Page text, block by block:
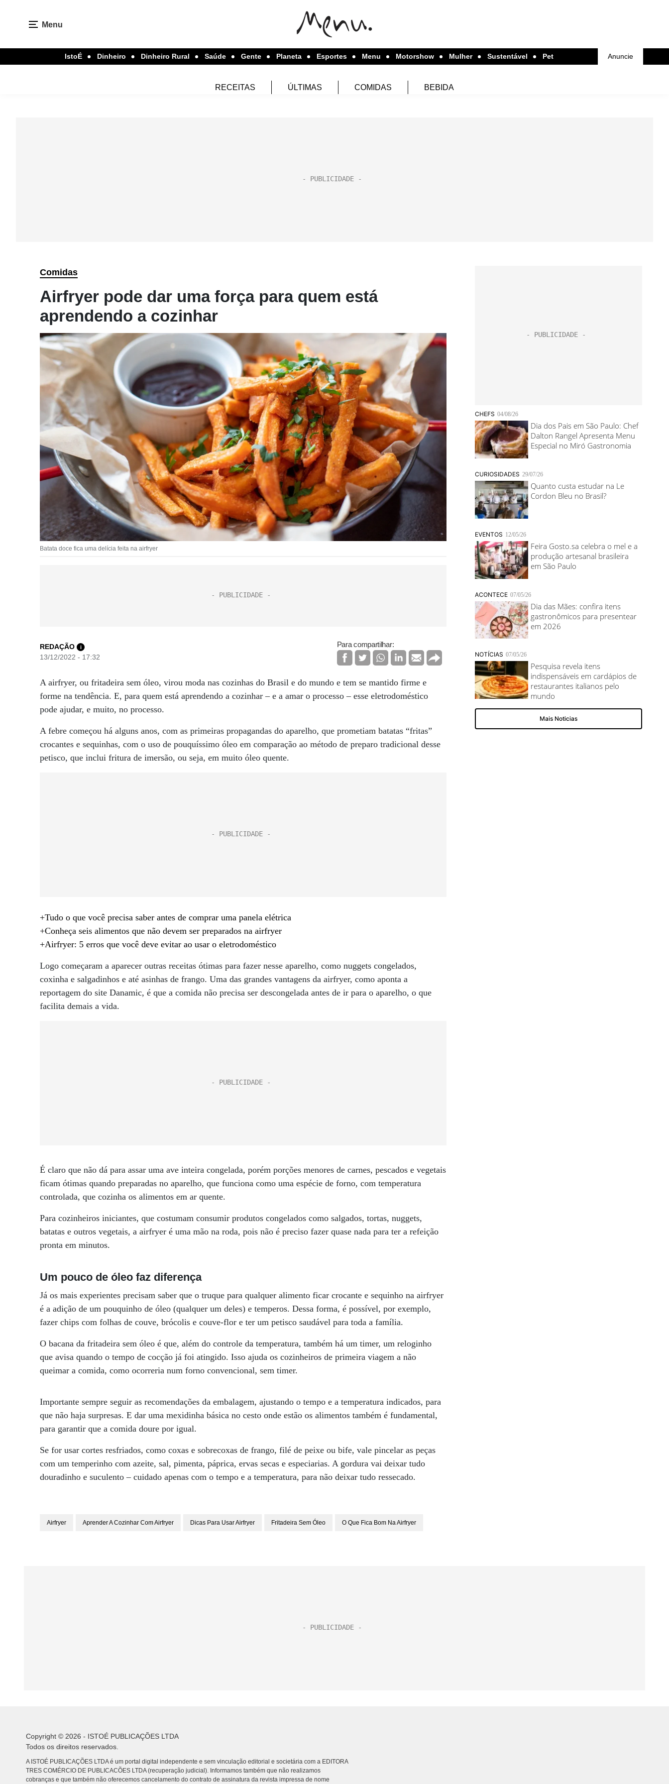
Menu
IstoÉ Dinheiro Dinheiro Rural Saúde Gente Planeta Esportes Menu Motorshow Mulher Sustentável Pet Anuncie
RECEITAS ÚLTIMAS COMIDAS BEBIDA
Comidas
Airfryer pode dar uma força para quem está
aprendendo a cozinhar
Batata doce fica uma delícia feita na airfryer
REDAÇÃO i
13/12/2022 - 17:32
Para compartilhar:
A airfryer, ou fritadeira sem óleo, virou moda nas cozinhas do Brasil e do mundo e tem se mantido firme e
forme na tendência. E, para quem está aprendendo a cozinhar – e a amar o processo – esse eletrodoméstico
pode ajudar, e muito, no processo.
A febre começou há alguns anos, com as primeiras propagandas do aparelho, que prometiam batatas “fritas”
crocantes e sequinhas, com o uso de pouquíssimo óleo em comparação ao método de preparo tradicional desse
petisco, que inclui fritura de imersão, ou seja, em muito óleo quente.
+Tudo o que você precisa saber antes de comprar uma panela elétrica
+Conheça seis alimentos que não devem ser preparados na airfryer
+Airfryer: 5 erros que você deve evitar ao usar o eletrodoméstico
Logo começaram a aparecer outras receitas ótimas para fazer nesse aparelho, como nuggets congelados,
coxinha e salgadinhos e até asinhas de frango. Uma das grandes vantagens da airfryer, como aponta a
reportagem do site Danamic, é que a comida não precisa ser descongelada antes de ir para o aparelho, o que
facilita demais a vida.
É claro que não dá para assar uma ave inteira congelada, porém porções menores de carnes, pescados e vegetais
ficam ótimas quando preparadas no aparelho, que funciona como uma espécie de forno, com temperatura
controlada, que cozinha os alimentos em ar quente.
Para cozinheiros iniciantes, que costumam consumir produtos congelados como salgados, tortas, nuggets,
batatas e outros vegetais, a airfryer é uma mão na roda, pois não é preciso fazer quase nada para ter a refeição
pronta em minutos.
Um pouco de óleo faz diferença
Já os mais experientes precisam saber que o truque para qualquer alimento ficar crocante e sequinho na airfryer
é a adição de um pouquinho de óleo (qualquer um deles) e temperos. Dessa forma, é possível, por exemplo,
fazer chips com folhas de couve, brócolis e couve-flor e ter um petisco saudável para toda a família.
O bacana da fritadeira sem óleo é que, além do controle da temperatura, também há um timer, um reloginho
que avisa quando o tempo de cocção já foi atingido. Isso ajuda os cozinheiros de primeira viagem a não
queimar a comida, como ocorreria num forno convencional, sem timer.
Importante sempre seguir as recomendações da embalagem, ajustando o tempo e a temperatura indicados, para
que não haja surpresas. E dar uma mexidinha básica no cesto onde estão os alimentos também é fundamental,
para garantir que a comida doure por igual.
Se for usar cortes resfriados, como coxas e sobrecoxas de frango, filé de peixe ou bife, vale pincelar as peças
com um temperinho com azeite, sal, pimenta, páprica, ervas secas e especiarias. A gordura vai deixar tudo
douradinho e suculento – cuidado apenas com o tempo e a temperatura, para não deixar tudo ressecado.
Airfryer Aprender A Cozinhar Com Airfryer Dicas Para Usar Airfryer Fritadeira Sem Óleo O Que Fica Bom Na Airfryer
Copyright © 2026 - ISTOÉ PUBLICAÇÕES LTDA
Todos os direitos reservados.
A ISTOÉ PUBLICAÇÕES LTDA é um portal digital independente e sem vinculação editorial e societária com a EDITORA
TRES COMÉRCIO DE PUBLICACÕES LTDA (recuperação judicial). Informamos também que não realizamos
cobranças e que também não oferecemos cancelamento do contrato de assinatura da revista impressa de nome